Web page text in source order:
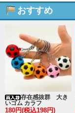
おすすめ
存在感抜群 大き
いゴム カラフ
180円(税込198円)